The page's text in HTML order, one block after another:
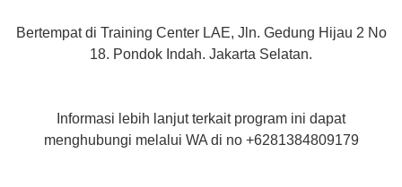
Bertempat di Training Center LAE, Jln. Gedung Hijau 2 No
18. Pondok Indah. Jakarta Selatan.
Informasi lebih lanjut terkait program ini dapat
menghubungi melalui WA di no +6281384809179